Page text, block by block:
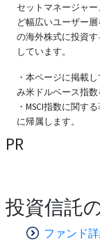
セットマネージャ
ど幅広いユーザー
の海外株式に投資
しています。
・本ページに掲載
み米ドルベース指数
・MSCI指数に関す
に帰属します。
PR
投資信託
ファンド